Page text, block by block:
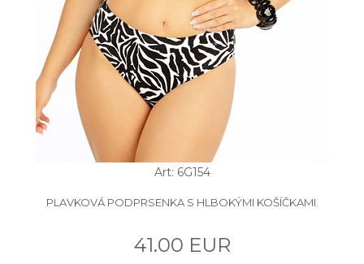
Art: 6G154
PLAVKOVÁ PODPRSENKA S HLBOKÝMI KOŠÍČKAMI.
41.00 EUR